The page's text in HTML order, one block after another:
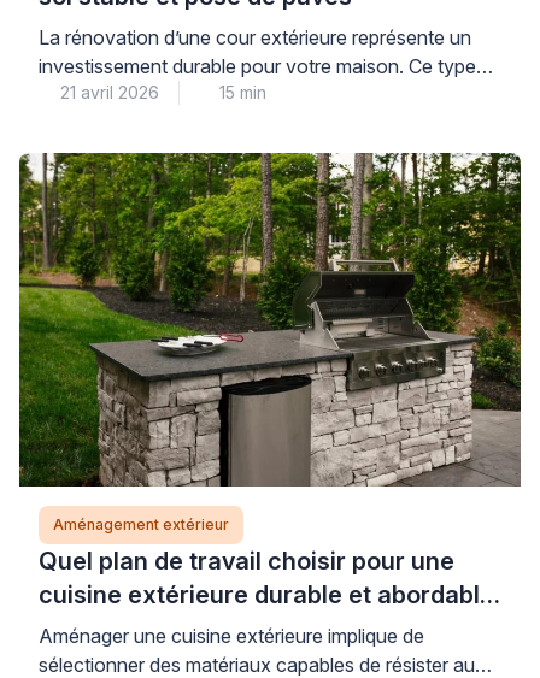
La rénovation d’une cour extérieure représente un
investissement durable pour votre maison. Ce type
de projet combine esthétique et fonctionnalité pour
transformation réussie nécessite une planification
rigoureuse et le respect de techniques éprouvées.
Les professionnels qualifiés vous accompagnent
dans ces travaux pour garantir un résultat pérenne.
Installer un […]
21 avril 2026 15 min
Aménagement extérieur
Quel plan de travail choisir pour une
cuisine extérieure durable et abordable
?
Aménager une cuisine extérieure implique de
sélectionner des matériaux capables de résister aux